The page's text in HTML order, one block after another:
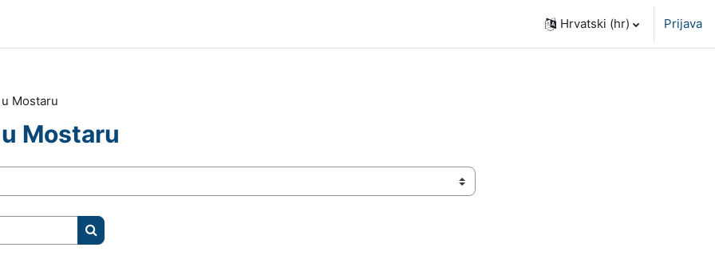
Hrvatski ‎(hr)‎ Prijava
Mostaru
Mostaru
Pretraži e-kolegije